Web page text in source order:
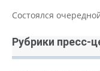
Состоялся
Рубрики пресс-